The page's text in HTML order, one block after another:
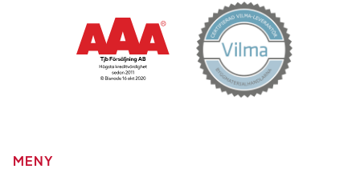
MENY